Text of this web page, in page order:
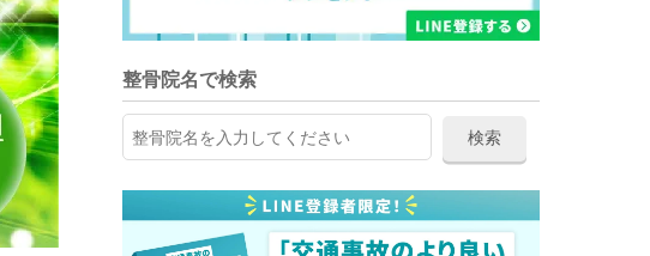
整骨院名で検索